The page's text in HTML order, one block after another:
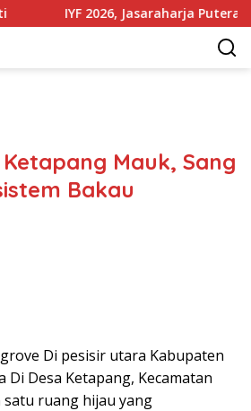
IYF 2026, Jasaraharja Putera
Mauk, Sang
Bakau
Di pesisir utara Kabupaten
Desa Ketapang, Kecamatan
satu ruang hijau yang